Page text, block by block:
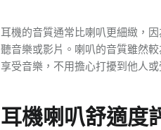
耳機的音質通常比喇叭更細緻，
聽音樂或影片。喇叭的音質雖然
享受音樂，不用擔心打擾到他人
耳機喇叭舒適度